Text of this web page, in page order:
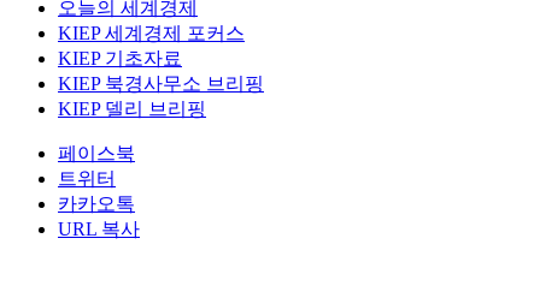
오늘의 세계경제
KIEP 세계경제 포커스
KIEP 기초자료
KIEP 북경사무소 브리핑
KIEP 델리 브리핑
페이스북
트위터
카카오톡
URL 복사